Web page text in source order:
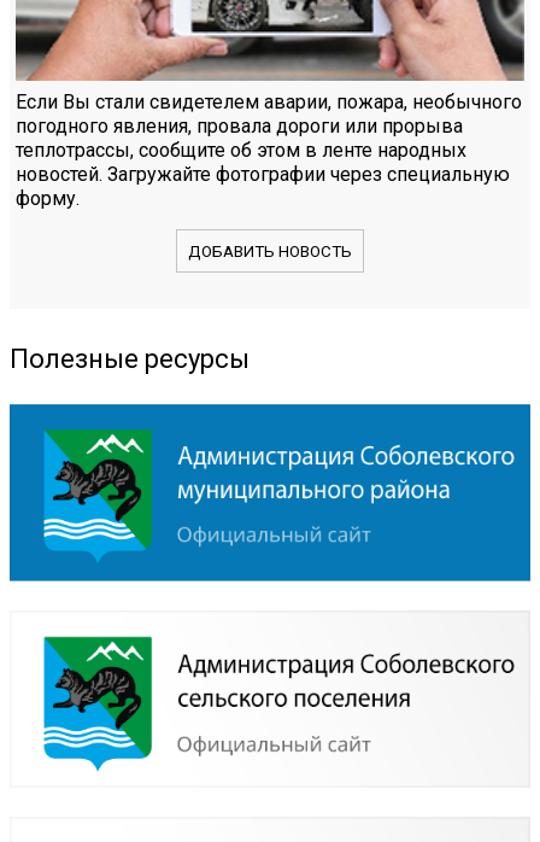
Если Вы стали свидетелем аварии, пожара, необычного
погодного явления, провала дороги или прорыва
теплотрассы, сообщите об этом в ленте народных
новостей. Загружайте фотографии через специальную
форму.
ДОБАВИТЬ НОВОСТЬ
Полезные ресурсы